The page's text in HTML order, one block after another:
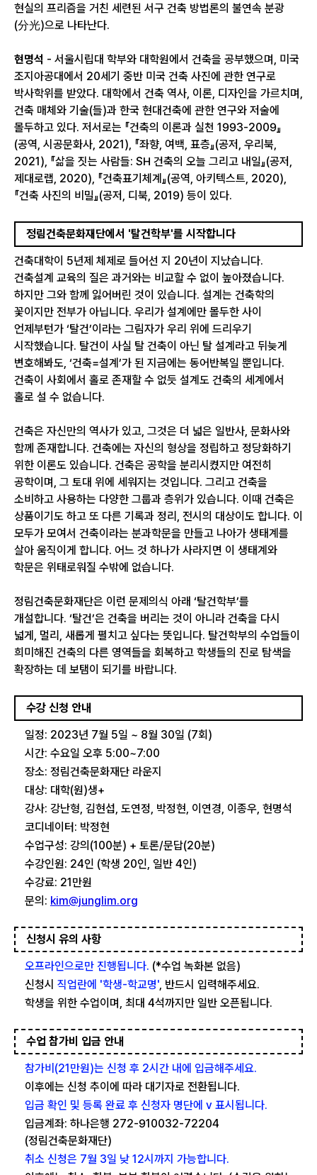
현실의 프리즘을 거친 세련된 서구 건축 방법론의 불연속 분광
(分光)으로 나타난다.
현명석 - 서울시립대 학부와 대학원에서 건축을 공부했으며, 미국
조지아공대에서 20세기 중반 미국 건축 사진에 관한 연구로
박사학위를 받았다. 대학에서 건축 역사, 이론, 디자인을 가르치며,
건축 매체와 기술(들)과 한국 현대건축에 관한 연구와 저술에
몰두하고 있다. 저서로는 『건축의 이론과 실천 1993-2009』
(공역, 시공문화사, 2021), 『좌향, 여백, 표층』(공저, 우리북,
2021), 『삶을 짓는 사람들: SH 건축의 오늘 그리고 내일』(공저,
제대로랩, 2020), 『건축표기체계』(공역, 아키텍스트, 2020),
『건축 사진의 비밀』(공저, 디북, 2019) 등이 있다.
정림건축문화재단에서 '탈건학부'를 시작합니다
건축대학이 5년제 체제로 들어선 지 20년이 지났습니다.
건축설계 교육의 질은 과거와는 비교할 수 없이 높아졌습니다.
하지만 그와 함께 잃어버린 것이 있습니다. 설계는 건축학의
꽃이지만 전부가 아닙니다. 우리가 설계에만 몰두한 사이
언제부턴가 ‘탈건’이라는 그림자가 우리 위에 드리우기
시작했습니다. 탈건이 사실 탈 건축이 아닌 탈 설계라고 뒤늦게
변호해봐도, ‘건축=설계’가 된 지금에는 동어반복일 뿐입니다.
건축이 사회에서 홀로 존재할 수 없듯 설계도 건축의 세계에서
홀로 설 수 없습니다.
건축은 자신만의 역사가 있고, 그것은 더 넓은 일반사, 문화사와
함께 존재합니다. 건축에는 자신의 형상을 정립하고 정당화하기
위한 이론도 있습니다. 건축은 공학을 분리시켰지만 여전히
공학이며, 그 토대 위에 세워지는 것입니다. 그리고 건축을
소비하고 사용하는 다양한 그룹과 층위가 있습니다. 이때 건축은
상품이기도 하고 또 다른 기록과 정리, 전시의 대상이도 합니다. 이
모두가 모여서 건축이라는 분과학문을 만들고 나아가 생태계를
살아 움직이게 합니다. 어느 것 하나가 사라지면 이 생태계와
학문은 위태로워질 수밖에 없습니다.
정림건축문화재단은 이런 문제의식 아래 ‘탈건학부’를
개설합니다. ‘탈건’은 건축을 버리는 것이 아니라 건축을 다시
넓게, 멀리, 새롭게 펼치고 싶다는 뜻입니다. 탈건학부의 수업들이
희미해진 건축의 다른 영역들을 회복하고 학생들의 진로 탐색을
확장하는 데 보탬이 되기를 바랍니다.
수강 신청 안내
일정: 2023년 7월 5일 ~ 8월 30일 (7회)
시간: 수요일 오후 5:00~7:00
장소: 정림건축문화재단 라운지
대상: 대학(원)생+
강사: 강난형, 김현섭, 도연정, 박정현, 이연경, 이종우, 현명석
코디네이터: 박정현
수업구성: 강의(100분) + 토론/문답(20분)
수강인원: 24인 (학생 20인, 일반 4인)
수강료: 21만원
문의: kim@junglim.org
신청시 유의 사항
오프라인으로만 진행됩니다. (*수업 녹화본 없음)
신청시 직업란에 '학생-학교명', 반드시 입력해주세요.
학생을 위한 수업이며, 최대 4석까지만 일반 오픈됩니다.
수업 참가비 입금 안내
참가비(21만원)는 신청 후 2시간 내에 입금해주세요.
이후에는 신청 추이에 따라 대기자로 전환됩니다.
입금 확인 및 등록 완료 후 신청자 명단에 v 표시됩니다.
입금계좌: 하나은행 272-910032-72204
(정림건축문화재단)
취소 신청은 7월 3일 낮 12시까지 가능합니다.